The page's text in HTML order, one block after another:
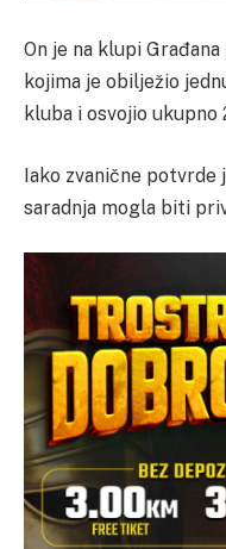
On je na klupi
kojima je obilježio
kluba i osvojio
Iako zvanične potvrde
saradnja mogla biti